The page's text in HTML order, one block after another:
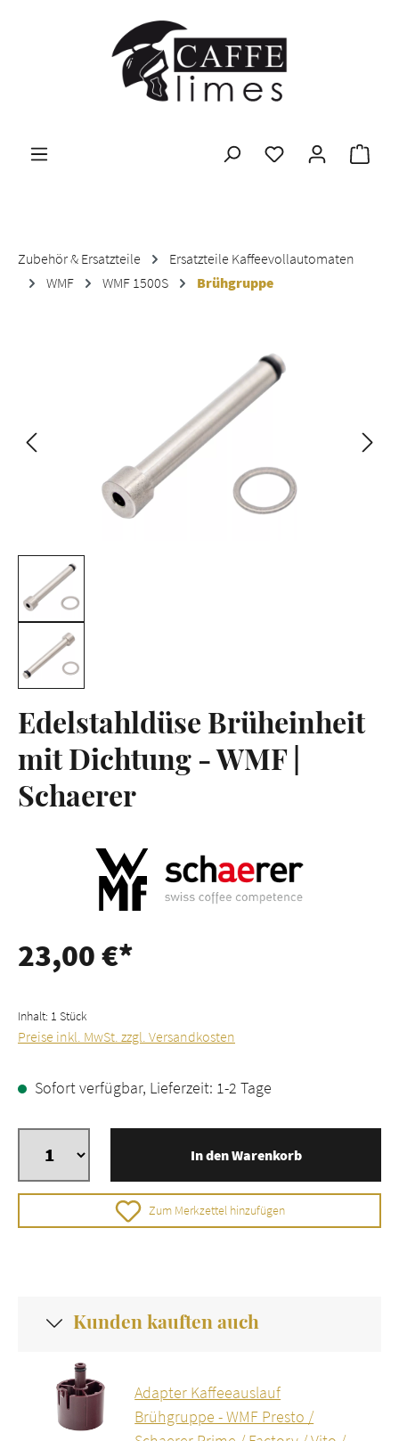
Zum Hauptinhalt springen
Zubehör & Ersatzteile
Ersatzteile Kaffeevollautomaten
WMF
WMF 1500S Brühgruppe
Edelstahldüse Brüheinheit
mit Dichtung - WMF |
Schaerer
23,00 €*
Inhalt: 1 Stück
Preise inkl. MwSt. zzgl. Versandkosten
Sofort verfügbar, Lieferzeit: 1-2 Tage
In den Warenkorb
Zum Merkzettel hinzufügen
Kunden kauften auch
Adapter Kaffeeauslauf
Brühgruppe - WMF Presto /